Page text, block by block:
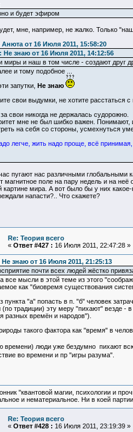
и будет эфиром
мне, например, не жалко. Только
Анюта от 16 Июля 2011, 15:58:20
Не знаю от 16 Июля 2011, 14:12:56
миры и наш в том числе - создают друг
и тому подобное ...
запутки,
Не знаю
свои выдумки, не хотите расстаться с
свои никогда не держалась судорожно.
мне не был шибко важен. Понимают,
на себя со стороны, усмехнуться
легче, жить надо проще, всё принимая,
пугают нас различными
магнитное поле на пару недель и на
картине мира. А вот было бы у них
напасти?.. Что скажете?
Re: Теория всего
« Ответ #427 : 16 Июля 2011, 22:47:28 »
Не знаю от 16 Июля 2011, 21:25:13
почти всех людей жёстко
все мысли в этой теме из этого
как "биовремя существования
пункта "а" попасть в п. "б" человек
(по традиции) эту меру "пихают" везде
разных времён и народов").
такого фактора как "время" в
времени) люди уже бездумно пихают
во времени и пр "игры разума".
"квантовой магии, психологии и
и нематериальное. Ни в коей
Re: Теория всего
« Ответ #428 : 16 Июля 2011, 23:19:39 »